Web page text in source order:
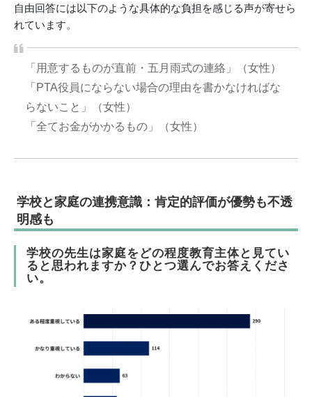
自由回答には以下のような具体的な負担を感じる声が寄せら
れています。
「用意するものが直前・五月雨式の連絡」（女性）
「PTA役員にならない場合の理由を書かなければな
らないこと」（女性）
「全てお金がかかるもの」（女性）
学校と家庭の連携意識：肯定的評価が優勢も不透
明感も
学校の先生は家庭をどの程度教育主体と見てい
ると思われますか？ひとつ選んでお答えくださ
い。